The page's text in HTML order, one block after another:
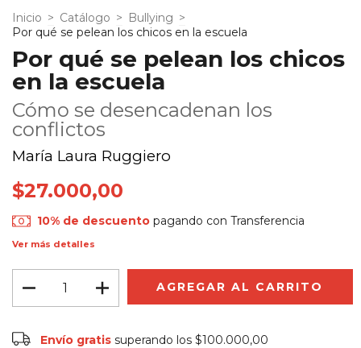
Inicio > Catálogo > Bullying >
Por qué se pelean los chicos en la escuela
Por qué se pelean los chicos
en la escuela
Cómo se desencadenan los
conflictos
María Laura Ruggiero
$27.000,00
10% de descuento pagando con Transferencia
Ver más detalles
Envío gratis
Envío gratis superando los$100.000,00